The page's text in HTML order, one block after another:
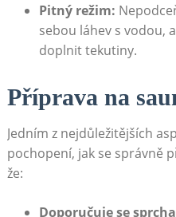
Pitný režim:
sebou láhev s vodou,
doplnit tekutiny.
Příprava na
Jedním z nejdůležitějších
pochopení, jak se správně
že:
Doporučuje se